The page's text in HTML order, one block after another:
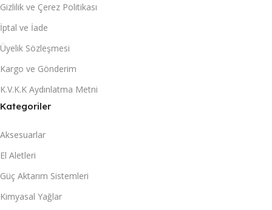
Gizlilik ve Çerez Politikası
İptal ve İade
Üyelik Sözleşmesi
Kargo ve Gönderim
K.V.K.K Aydınlatma Metni
Kategoriler
Aksesuarlar
El Aletleri
Güç Aktarım Sistemleri
Kimyasal Yağlar